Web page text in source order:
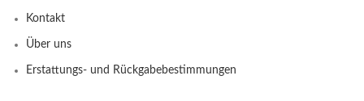
Kontakt
Über uns
Erstattungs- und Rückgabebestimmungen